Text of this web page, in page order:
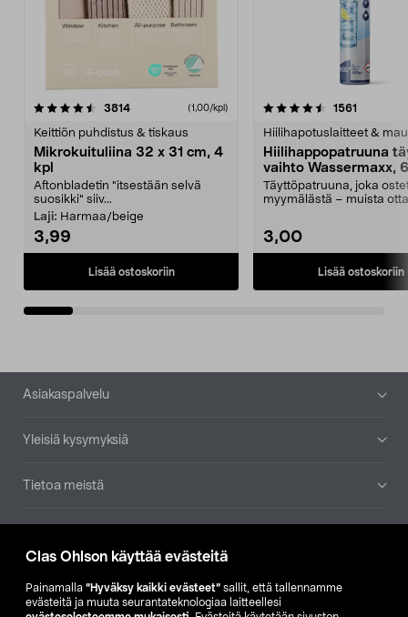
Clas Ohlson käyttää evästeitä
Painamalla ”Hyväksy kaikki evästeet” sallit, että tallennamme
evästeitä ja muuta seurantateknologiaa laitteellesi
3814arvostelut (1,00/kpl)
Keittiön puhdistus & tiskaus
Mikrokuituliina 32 x 31 cm, 4
kpl
Aftonbladetin "itsestään selvä
suosikki" siiv...
Laji: Harmaa/beige
3,99
Lisää ostoskoriin
4.5viidestä
1561
Hiilihapotuslaitteet &
Hiilihappopatruuna
vaihto Wassermaxx,
Täyttöpatruuna, joka
myymälästä – muista
3,00
Lisää ostoskoriin
4.5viidestä
Alatunniste
Asiakaspalvelu
Yleisiä kysymyksiä
Tietoa meistä